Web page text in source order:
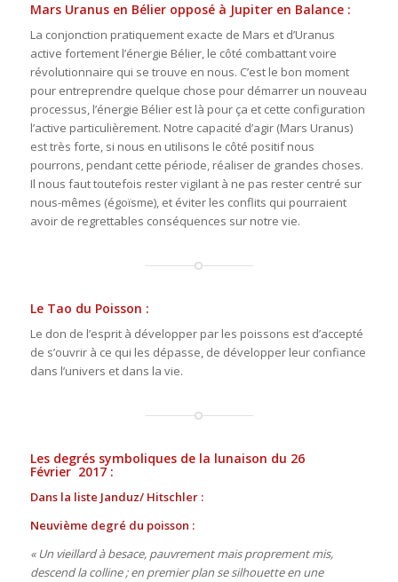
Mars Uranus en Bélier opposé à Jupiter en Balance :
La conjonction pratiquement exacte de Mars et d’Uranus
active fortement l’énergie Bélier, le côté combattant voire
révolutionnaire qui se trouve en nous. C’est le bon moment
pour entreprendre quelque chose pour démarrer un nouveau
processus, l’énergie Bélier est là pour ça et cette configuration
l’active particulièrement. Notre capacité d’agir (Mars Uranus)
est très forte, si nous en utilisons le côté positif nous
pourrons, pendant cette période, réaliser de grandes choses.
Il nous faut toutefois rester vigilant à ne pas rester centré sur
nous-mêmes (égoïsme), et éviter les conflits qui pourraient
avoir de regrettables conséquences sur notre vie.
Le Tao du Poisson :
Le don de l’esprit à développer par les poissons est d’accepté
de s’ouvrir à ce qui les dépasse, de développer leur confiance
dans l’univers et dans la vie.
Les degrés symboliques de la lunaison du 26
Février 2017 :
Dans la liste Janduz/ Hitschler :
Neuvième degré du poisson :
« Un vieillard à besace, pauvrement mais proprement mis,
descend la colline ; en premier plan se silhouette en une